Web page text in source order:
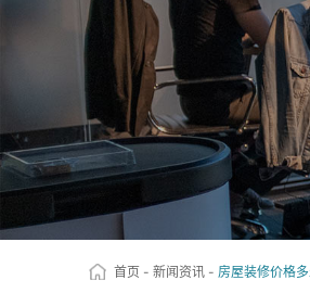
首页 - 新闻资讯 - 房屋装修价格